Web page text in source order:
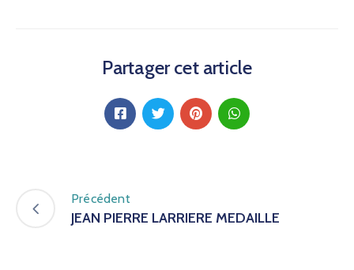
Partager cet article
Précédent
JEAN PIERRE LARRIERE MEDAILLE